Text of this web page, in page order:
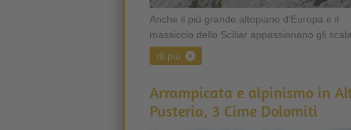
Anche il più grande altopiano d'Europa e il
massiccio dello Sciliar appassionano gli
di più
Arrampicata e alpinismo in
Pusteria, 3 Cime Dolomiti